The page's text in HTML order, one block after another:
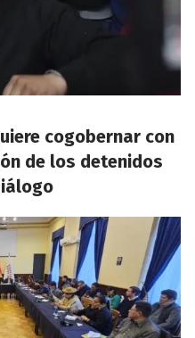
cogobernar con
de los detenidos